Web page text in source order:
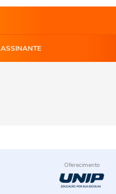
Oferecimento